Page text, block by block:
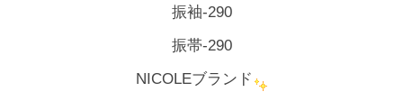
振袖-290
振帯-290
NICOLEブランド